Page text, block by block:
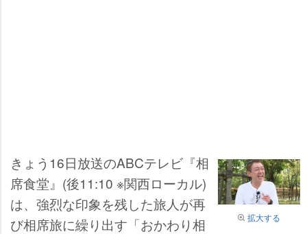
拡大する
きょう16日放送のABCテレビ『相
席食堂』(後11:10 ※関西ローカル)
は、強烈な印象を残した旅人が再
び相席旅に繰り出す「おかわり相